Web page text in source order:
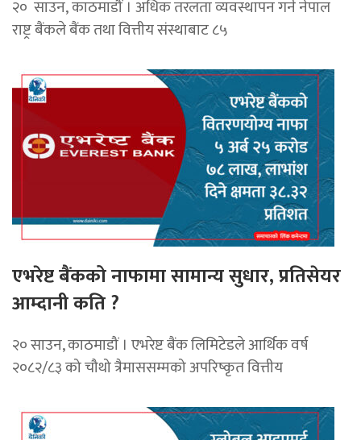
२० साउन, काठमाडौं । अधिक तरलता व्यवस्थापन गर्न नेपाल
राष्ट्र बैंकले बैंक तथा वित्तीय संस्थाबाट ८५
एभरेष्ट बैंकको नाफामा सामान्य सुधार, प्रतिसेयर
आम्दानी कति ?
२० साउन, काठमाडौं । एभरेष्ट बैंक लिमिटेडले आर्थिक वर्ष
२०८२/८३ को चौथो त्रैमाससम्मको अपरिष्कृत वित्तीय